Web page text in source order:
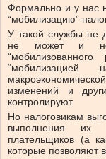
Формально и у нас
“мобилизацию”
У такой службы не
не может и не
“мобилизацией
изменений и
контролируют.
Но налоговикам
выполнения их
плательщиков (а
которые позволяют